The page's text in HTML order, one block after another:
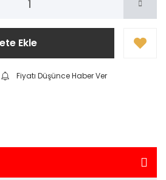
Ekle
Fiyatı Düşünce Haber Ver